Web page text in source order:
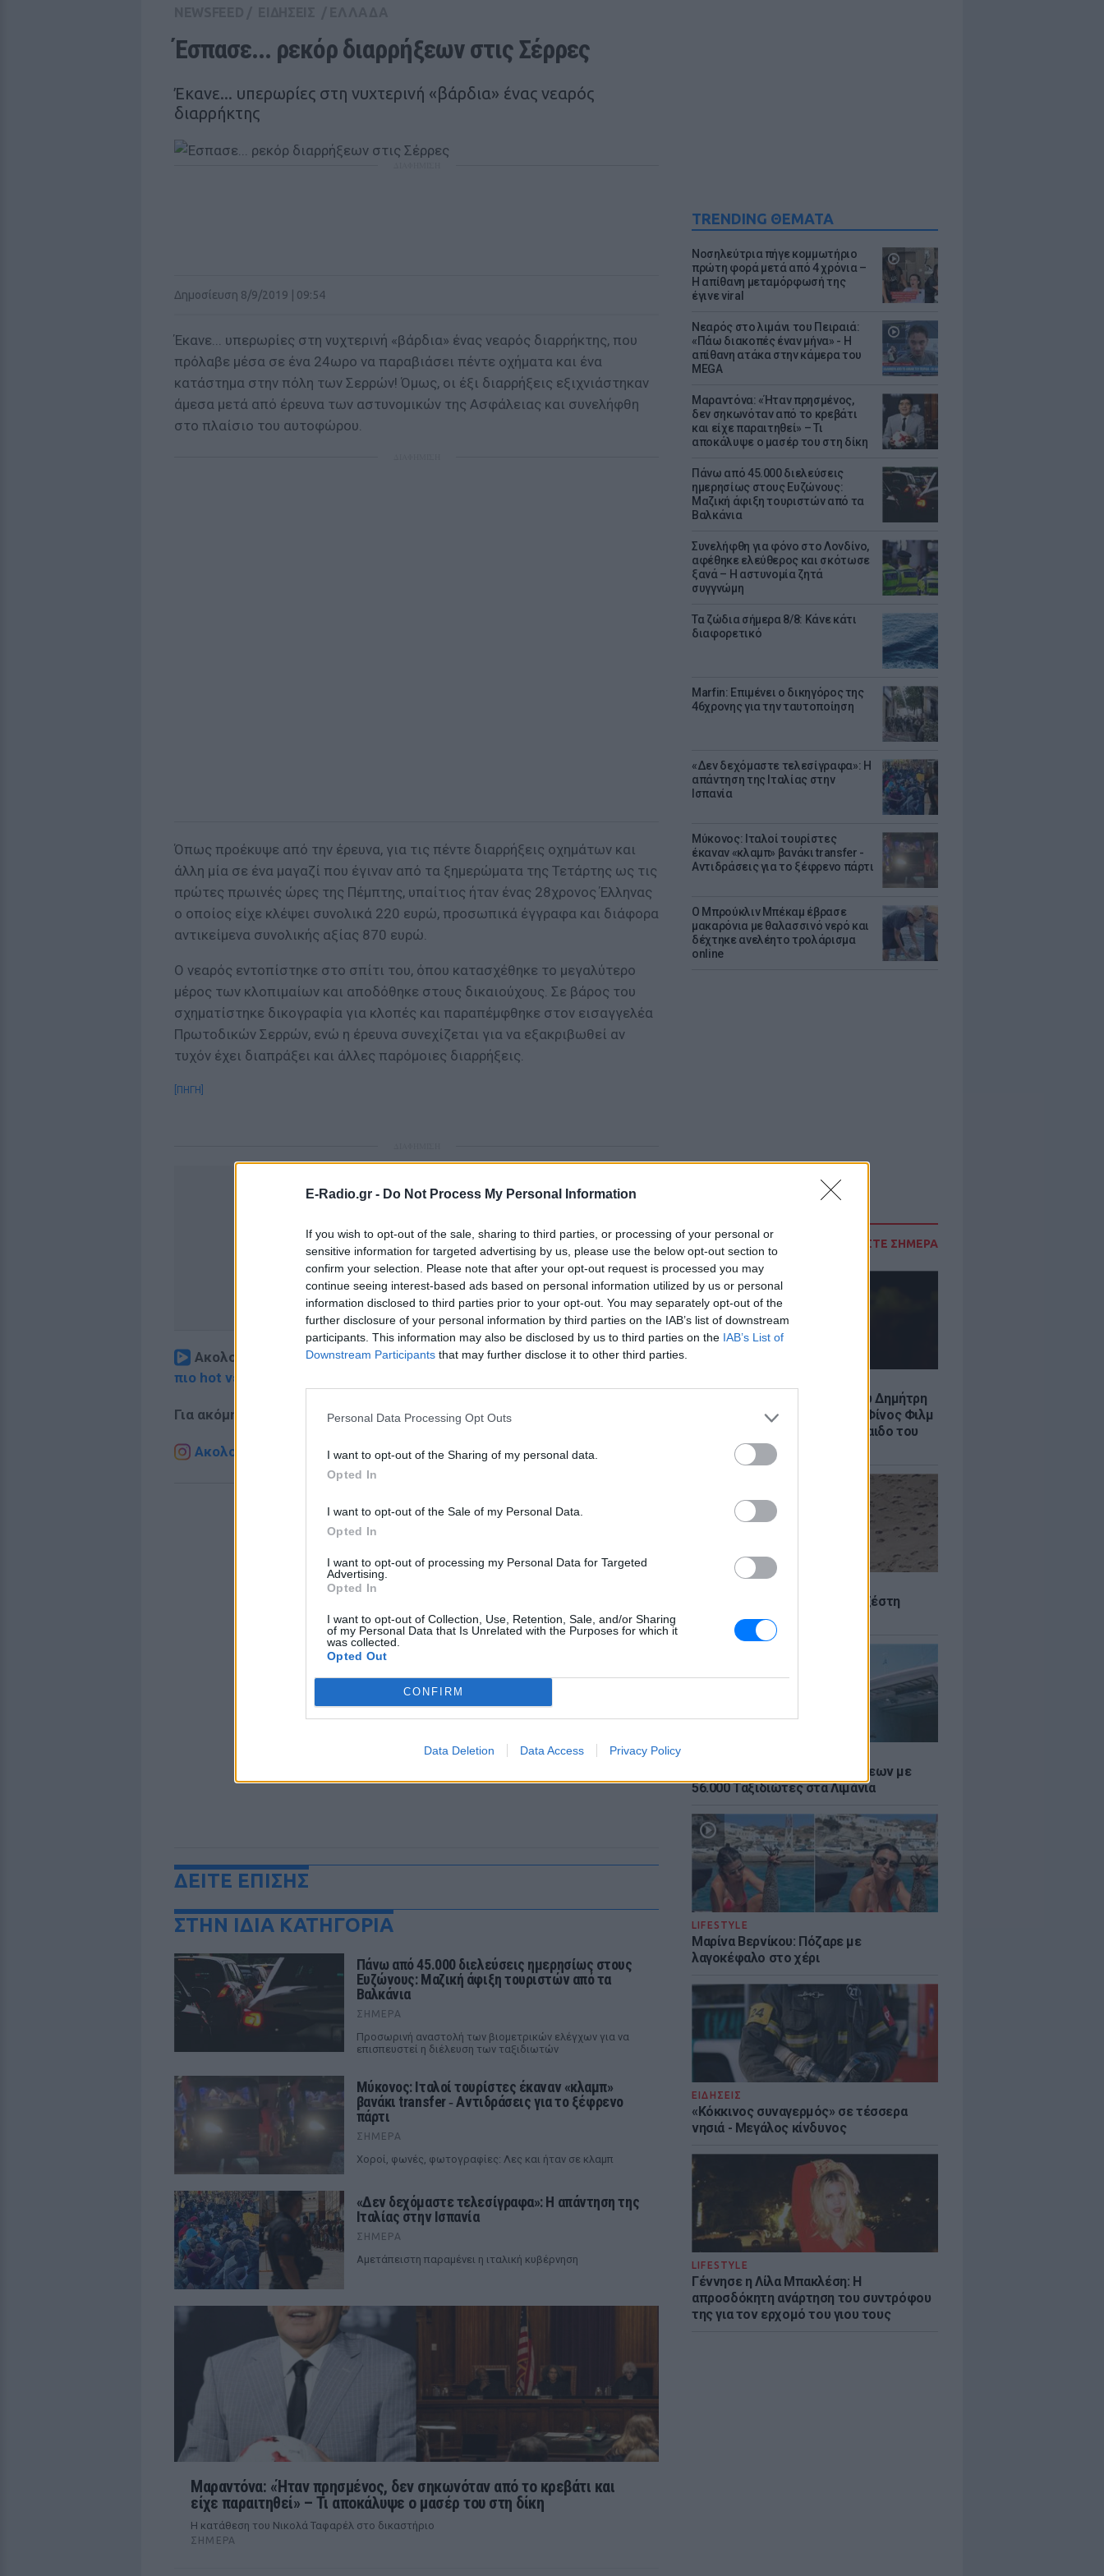
E-Radio.gr - Do Not Process My Personal Information
If you wish to opt-out of the sale, sharing to third parties, or processing of your personal or
sensitive information for targeted advertising by us, please use the below opt-out section to
confirm your selection. Please note that after your opt-out request is processed you may
continue seeing interest-based ads based on personal information utilized by us or personal
information disclosed to third parties prior to your opt-out. You may separately opt-out of the
further disclosure of your personal information by third parties on the IAB’s list of downstream
participants. This information may also be disclosed by us to third parties on the IAB’s List of
Downstream Participants that may further disclose it to other third parties.
Personal Data Processing Opt Outs
I want to opt-out of the Sharing of my personal data.
Opted In
I want to opt-out of the Sale of my Personal Data.
Opted In
I want to opt-out of processing my Personal Data for Targeted
Advertising.
Opted In
I want to opt-out of Collection, Use, Retention, Sale, and/or Sharing
of my Personal Data that Is Unrelated with the Purposes for which it
was collected.
Opted Out
CONFIRM
Data Deletion Data Access Privacy Policy
TRENDING ΘΕΜΑΤΑ
Νοσηλεύτρια πήγε κομμωτήριο
πρώτη φορά μετά από 4 χρόνια –
Η απίθανη μεταμόρφωσή της
έγινε viral
Νεαρός στο λιμάνι του Πειραιά:
«Πάω διακοπές έναν μήνα» - Η
απίθανη ατάκα στην κάμερα του
MEGA
Μαραντόνα: «Ήταν πρησμένος,
δεν σηκωνόταν από το κρεβάτι
και είχε παραιτηθεί» – Τι
αποκάλυψε ο μασέρ του στη δίκη
Πάνω από 45.000 διελεύσεις
ημερησίως στους Ευζώνους:
Μαζική άφιξη τουριστών από τα
Βαλκάνια
Συνελήφθη για φόνο στο Λονδίνο,
αφέθηκε ελεύθερος και σκότωσε
ξανά – Η αστυνομία ζητά
συγγνώμη
Τα ζώδια σήμερα 8/8: Κάνε κάτι
διαφορετικό
Marfin: Επιμένει ο δικηγόρος της
46χρονης για την ταυτοποίηση
«Δεν δεχόμαστε τελεσίγραφα»: Η
απάντηση της Ιταλίας στην
Ισπανία
Μύκονος: Ιταλοί τουρίστες
έκαναν «κλαμπ» βανάκι transfer -
Αντιδράσεις για το ξέφρενο πάρτι
Ο Μπρούκλιν Μπέκαμ έβρασε
μακαρόνια με θαλασσινό νερό και
δέχτηκε ανελέητο τρολάρισμα
online
ΔΙΑΒΑΣΤΕ ΣΗΜΕΡΑ
22 χρόνια από τον θάνατο του Δημήτρη
Παπαμιχαήλ: Η ανάρτηση της Φίνος Φιλμ
για το «γοητευτικό λεβεντόπαιδο του
ελληνικού σινεμά»
Καιρός: Πού θα «χτυπήσει» η ζέστη
Αύγουστος: Ρεκόρ Αναχωρήσεων με
56.000 Ταξιδιώτες στα Λιμάνια
LIFESTYLE
Μαρίνα Βερνίκου: Πόζαρε με
λαγοκέφαλο στο χέρι
ΕΙΔΗΣΕΙΣ
«Κόκκινος συναγερμός» σε τέσσερα
νησιά - Μεγάλος κίνδυνος
LIFESTYLE
Γέννησε η Λίλα Μπακλέση: Η
απροσδόκητη ανάρτηση του συντρόφου
της για τον ερχομό του γιου τους
Έσπασε... ρεκόρ διαρρήξεων στις Σέρρες
Έκανε... υπερωρίες στη νυχτερινή «βάρδια» ένας νεαρός
διαρρήκτης
Δημοσίευση 8/9/2019 | 09:54
Έκανε... υπερωρίες στη νυχτερινή «βάρδια» ένας νεαρός διαρρήκτης, που
πρόλαβε μέσα σε ένα 24ωρο να παραβιάσει πέντε οχήματα και ένα
κατάστημα στην πόλη των Σερρών! Όμως, οι έξι διαρρήξεις εξιχνιάστηκαν
άμεσα μετά από έρευνα των αστυνομικών της Ασφάλειας και συνελήφθη
στο πλαίσιο του αυτοφώρου.
Όπως προέκυψε από την έρευνα, για τις πέντε διαρρήξεις οχημάτων και
άλλη μία σε ένα μαγαζί που έγιναν από τα ξημερώματα της Τετάρτης ως τις
πρώτες πρωινές ώρες της Πέμπτης, υπαίτιος ήταν ένας 28χρονος Έλληνας
ο οποίος είχε κλέψει συνολικά 220 ευρώ, προσωπικά έγγραφα και διάφορα
αντικείμενα συνολικής αξίας 870 ευρώ.
Ο νεαρός εντοπίστηκε στο σπίτι του, όπου κατασχέθηκε το μεγαλύτερο
μέρος των κλοπιμαίων και αποδόθηκε στους δικαιούχους. Σε βάρος του
σχηματίστηκε δικογραφία για κλοπές και παραπέμφθηκε στον εισαγγελέα
Πρωτοδικών Σερρών, ενώ η έρευνα συνεχίζεται για να εξακριβωθεί αν
τυχόν έχει διαπράξει και άλλες παρόμοιες διαρρήξεις.
[ΠΗΓΗ]
Ακολουθήστε το E-Radio.gr στοGoogle Newsκαι μάθετε πρώτοιτα
πιο hot νέα
Για ακόμη περισσότερανέα, μπείτε στηνροή ειδήσεων
Ακολουθήστε το E-Radio.gr και στο Instagram
ΔΕΙΤΕ ΕΠΙΣΗΣ
ΣΤΗΝ ΙΔΙΑ ΚΑΤΗΓΟΡΙΑ
Πάνω από 45.000 διελεύσεις ημερησίως στους
Ευζώνους: Μαζική άφιξη τουριστών από τα
Βαλκάνια
ΣΉΜΕΡΑ
Προσωρινή αναστολή των βιομετρικών ελέγχων για να
επισπευστεί η διέλευση των ταξιδιωτών
Μύκονος: Ιταλοί τουρίστες έκαναν «κλαμπ»
βανάκι transfer ‑ Αντιδράσεις για το ξέφρενο
πάρτι
ΣΉΜΕΡΑ
Χοροί, φωνές, φωτογραφίες: Λες και ήταν σε κλαμπ
«Δεν δεχόμαστε τελεσίγραφα»: Η απάντηση της
Ιταλίας στην Ισπανία
ΣΉΜΕΡΑ
Αμετάπειστη παραμένει η ιταλική κυβέρνηση
Μαραντόνα: «Ήταν πρησμένος, δεν σηκωνόταν από το κρεβάτι και
είχε παραιτηθεί» – Τι αποκάλυψε ο μασέρ του στη δίκη
Η κατάθεση του Νικολά Ταφαρέλ στο δικαστήριο
ΣΉΜΕΡΑ